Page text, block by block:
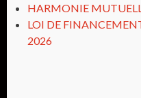
HARMONIE
LOI DE
2026